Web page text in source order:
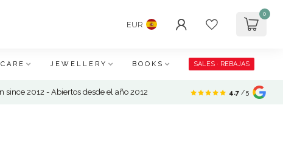
EUR
0
JEWELLERY BOOKS SALES · REBAJAS
since 2012 - Abiertos desde el año 2012 4.7 /5